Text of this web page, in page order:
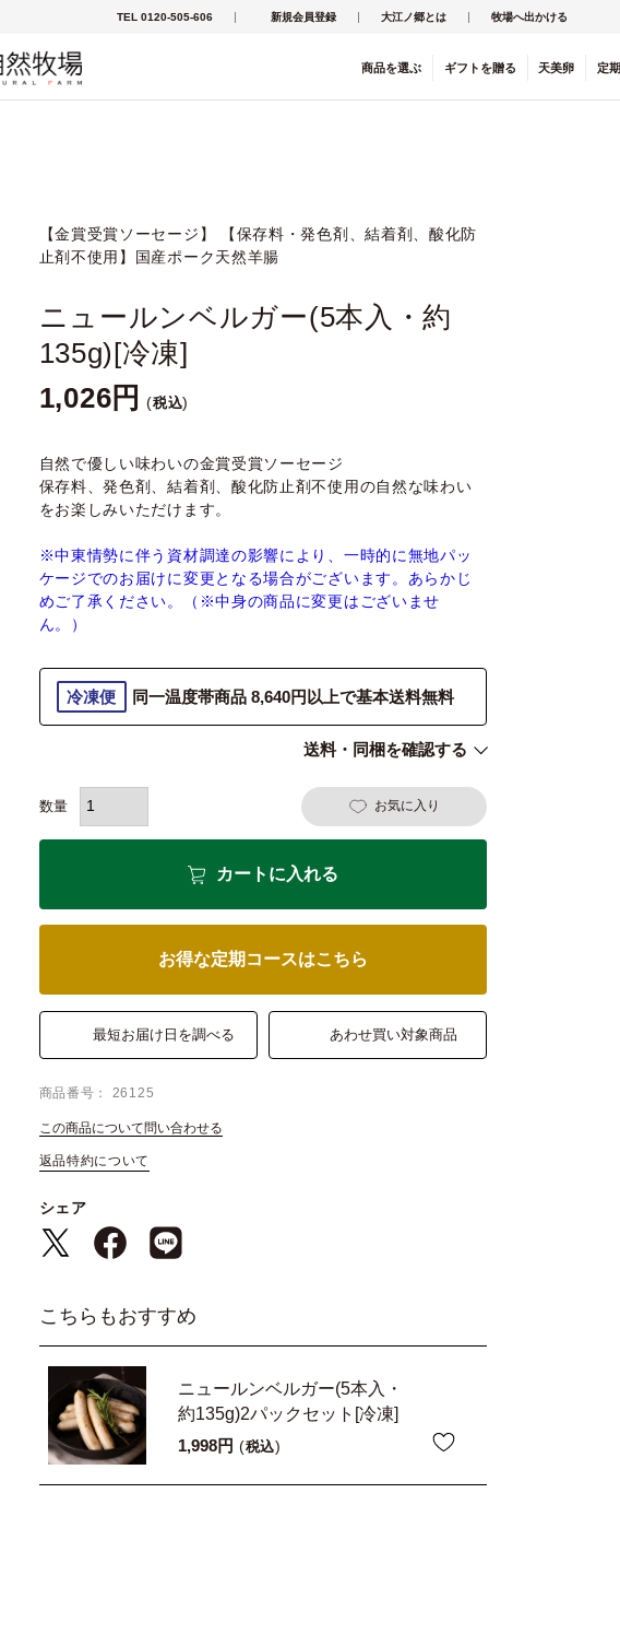
TEL 0120-505-606 新規会員登録 大江ノ郷とは 牧場へ出かける
商品を選ぶ ギフト を贈る 天美卵 定
【金賞受賞ソーセージ】 【保存料・発色剤、結着剤、酸化防
止剤不使用】国産ポーク天然羊腸
ニュールンベルガー(5本入・約
135g)[冷凍]
1,026
税込
自然で優しい味わいの金賞受賞ソーセージ
保存料、発色剤、結着剤、酸化防止剤不使用の自然な味わい
をお楽しみいただけます。
※中東情勢に伴う資材調達の影響により、一時的に無地パッ
ケージでのお届けに変更となる場合がございます。あらかじ
めご了承ください。（※中身の商品に変更はございませ
ん。）
冷凍便 同一温度帯商品 8,640円以上で基本送料無料
送料・同梱を確認する
お気に入り
カートに入れる
お得な定期コースはこちら
最短お届け日を調べる あわせ買い対象商品
商品番号 26125
この商品について問い合わせる
返品特約について
シェア
こちらもおすすめ
ニュールンベルガー(5本入・
約135g)2パックセット[冷凍]
1,998
税込